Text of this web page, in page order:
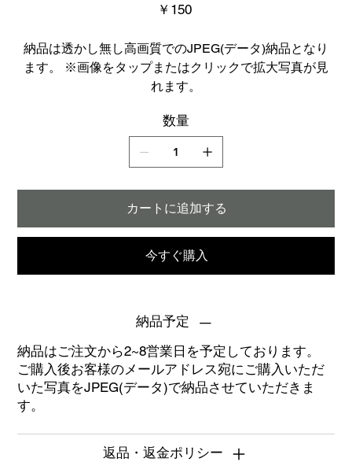
価
格
￥150
納品は透かし無し高画質でのJPEG(データ)納品となり
ます。 ※画像をタップまたはクリックで拡大写真が見
れます。
数量
カートに追加する
今すぐ購入
納品予定
納品はご注文から2~8営業日を予定しております。
ご購入後お客様のメールアドレス宛にご購入いただ
いた写真をJPEG(データ)で納品させていただきま
す。
返品・返金ポリシー